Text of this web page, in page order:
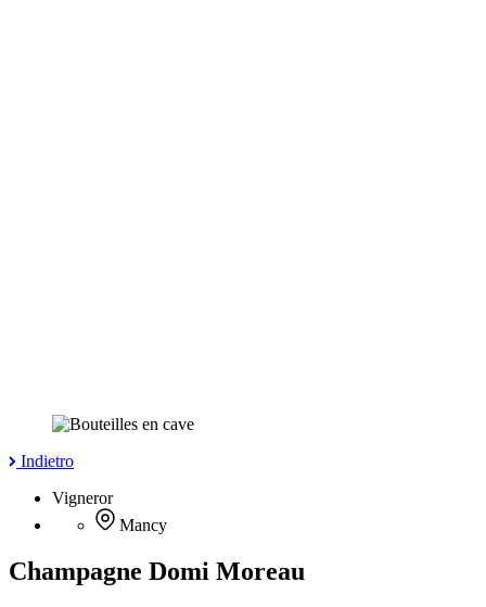
Indietro
Vigneror
Mancy
Champagne Domi Moreau